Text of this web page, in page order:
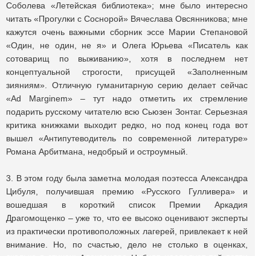
Соболева «Летейская библиотека»; мне было интересно
читать «Прогулки с Соснорой» Вячеслава Овсянникова; мне
кажутся очень важными сборник эссе Марии Степановой
«Один, не один, не я» и Олега Юрьева «Писатель как
сотоварищ по выживанию», хотя в последнем нет
концептуальной строгости, присущей «Заполненным
зияниям». Отличную гуманитарную серию делает сейчас
«Ad Marginem» – тут надо отметить их стремление
подарить русскому читателю всю Сьюзен Зонтаг. Серьезная
критика книжками выходит редко, но под конец года вот
вышел «Антипутеводитель по современной литературе»
Романа Арбитмана, недобрый и остроумный.
3. В этом году была заметна молодая поэтесса Александра
Цибуля, получившая премию «Русского Гулливера» и
вошедшая в короткий список Премии Аркадия
Драгомощенко – уже то, что ее высоко оценивают эксперты
из практически противоположных лагерей, привлекает к ней
внимание. Но, по счастью, дело не столько в оценках,